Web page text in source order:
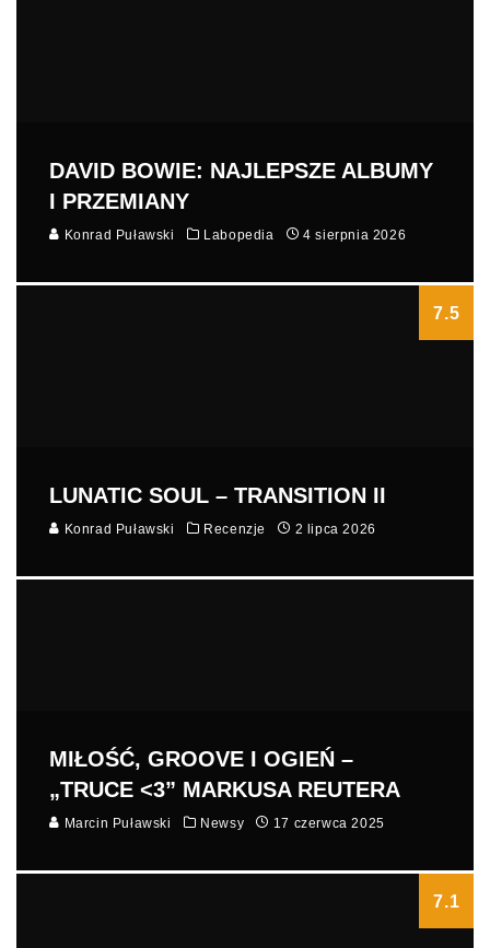
DAVID BOWIE: NAJLEPSZE ALBUMY
I PRZEMIANY
Konrad Puławski Labopedia 4 sierpnia 2026
7.5
LUNATIC SOUL – TRANSITION II
Konrad Puławski Recenzje 2 lipca 2026
MIŁOŚĆ, GROOVE I OGIEŃ –
„TRUCE <3” MARKUSA REUTERA
Marcin Puławski Newsy 17 czerwca 2025
7.1